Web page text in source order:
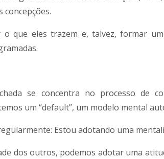
que eles trazem e, talvez, formar
se concentra no processo de
um “default”, um modelo mental
Estou adotando uma
dos outros, podemos adotar uma